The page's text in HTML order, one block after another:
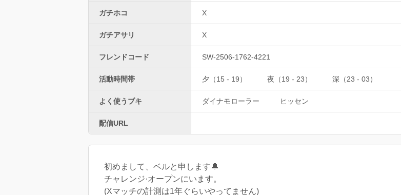
ガチホコ X
ガチアサリ X
フレンドコード SW-2506-1762-4221
活動時間帯 夕（15 - 19） 夜（19 - 23） 深（23 - 03）
よく使うブキ ダイナモローラー ヒッセン
配信URL
初めまして、ベルと申します🔔
チャレンジ·オープンにいます。
(Xマッチの計測は1年ぐらいやってません)